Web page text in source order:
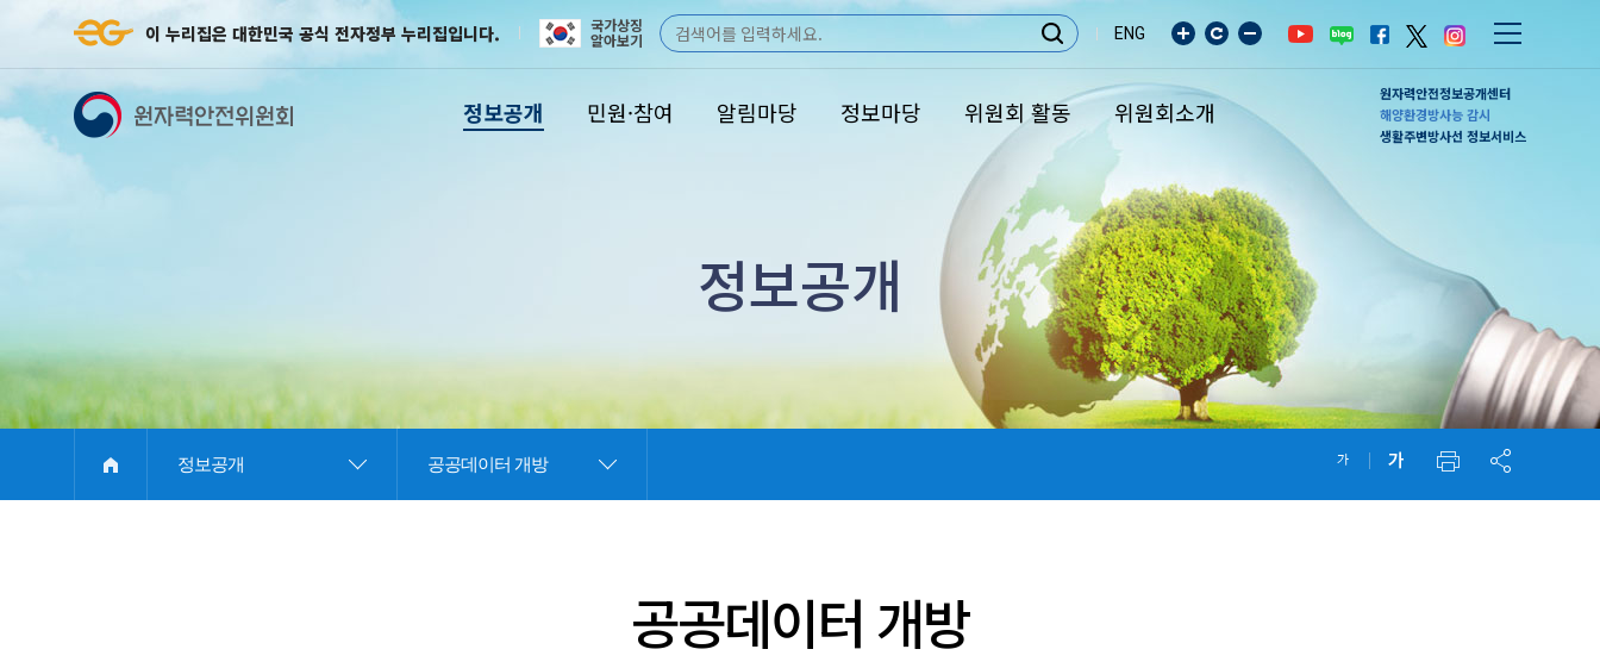
이 누리집은 대한민국 공식 전자정부 누리집입니다.
국가상징
알아보기
검
색
ENG
정보공개 민원·참여 알림마당 정보마당 위원회 활동 위원회소개
원자력안전정보공개센터
해양환경방사능 감시
생활주변방사선 정보서비스
정보공개
정보공개 공공데이터 개방
공공데이터 개방